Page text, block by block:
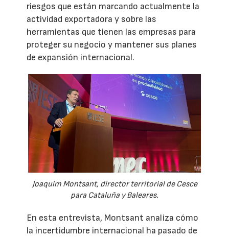
riesgos que están marcando actualmente la
actividad exportadora y sobre las
herramientas que tienen las empresas para
proteger su negocio y mantener sus planes
de expansión internacional.
Joaquim Montsant, director territorial de Cesce
para Cataluña y Baleares.
En esta entrevista, Montsant analiza cómo
la incertidumbre internacional ha pasado de